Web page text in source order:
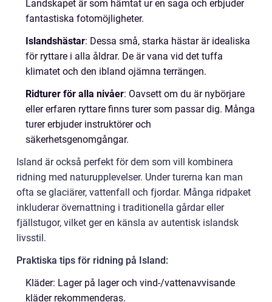
Landskapet är som hämtat ur en saga och erbjuder
fantastiska fotomöjligheter.
Islandshästar: Dessa små, starka hästar är idealiska
för ryttare i alla åldrar. De är vana vid det tuffa
klimatet och den ibland ojämna terrängen.
Ridturer för alla nivåer: Oavsett om du är nybörjare
eller erfaren ryttare finns turer som passar dig. Många
turer erbjuder instruktörer och
säkerhetsgenomgångar.
Island är också perfekt för dem som vill kombinera
ridning med naturupplevelser. Under turerna kan man
ofta se glaciärer, vattenfall och fjordar. Många ridpaket
inkluderar övernattning i traditionella gårdar eller
fjällstugor, vilket ger en känsla av autentisk islandsk
livsstil.
Praktiska tips för ridning på Island:
Kläder: Lager på lager och vind-/vattenavvisande
kläder rekommenderas.